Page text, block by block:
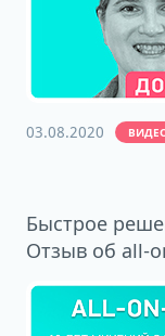
03.08.2020
Быстрое
Отзыв об all-